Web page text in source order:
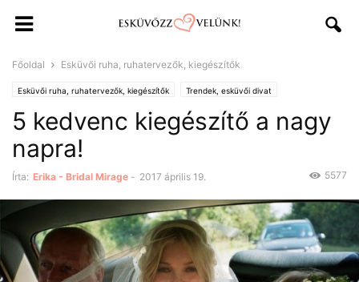
Főoldal Esküvői ruha, ruhatervezők, kiegészítők
Esküvői ruha, ruhatervezők, kiegészítők Trendek, esküvői divat
5 kedvenc kiegészítő a nagy
napra!
Írta: Erika - Bridal Mirage - 2017 április 19. 5577